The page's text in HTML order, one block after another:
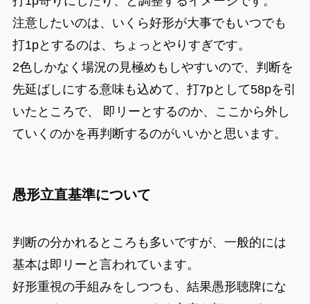
注意したいのは、いくら好形が大事でもいつでも
打1pとするのは、ちょっとやりすぎです。
2色しかなく場況の見極めもしやすいので、判断を
先延ばしにする意味も込めて、打7pとして58pを引
いたところで、 即リーとするのか、ここから外し
ていくのかを再判断するのがいいかと思います。
愚形立直基準について
判断の分かれるところも多いですが、一般的には
基本は即リーと言われています。
好形重視の手組みをしつつも、結果愚形聴牌にな